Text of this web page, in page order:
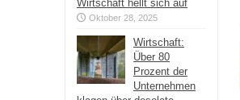
Wirtschaft hellt sich auf
Oktober 28, 2025
Wirtschaft:
Über 80
Prozent der
Unternehmen